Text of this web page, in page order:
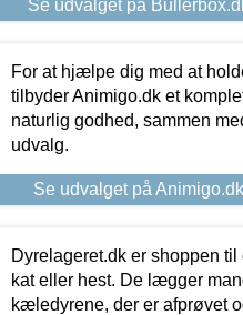
Se udvalget på
For at hjælpe dig med at
tilbyder Animigo.dk et
naturlig godhed, sammen
udvalg.
Se udvalget på Animigo.dk
Dyrelageret.dk er shoppen
kat eller hest. De lægger
kæledyrene, der er afprøvet